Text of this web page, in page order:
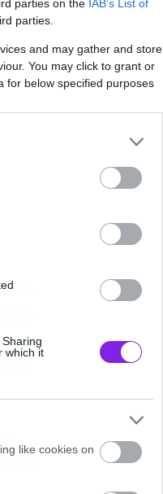
parties on the IAB’s List of
parties.
and may gather and store
You may click to grant or
for below specified purposes
which it
like cookies on